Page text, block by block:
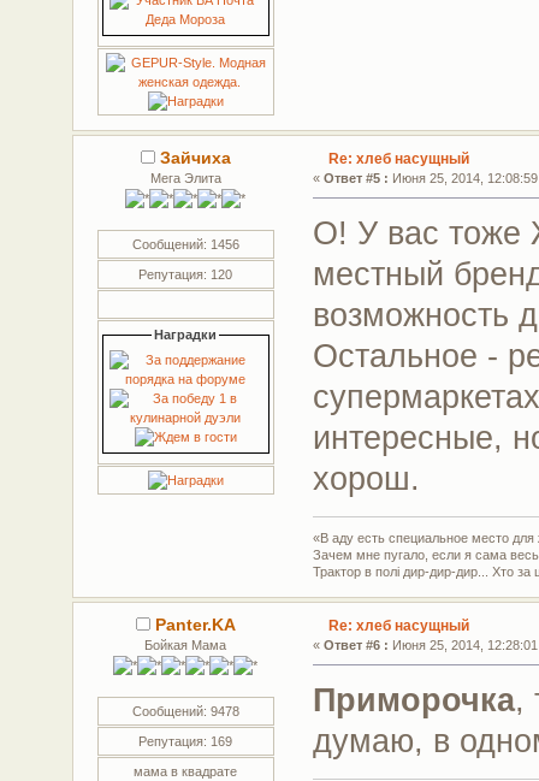
Зайчиха
Мега Элита
Сообщений: 1456
Репутация: 120
Наградки
Re: хлеб насущный
«Ответ #5 : Июня 25, 2014,
О! У вас тоже
местный
возможность
Остальное -
интересные,
хорош.
«В аду есть специальное место
Зачем мне пугало, если я сама
Трактор в полі дир-дир-дир... Хто
Panter.KA
Бойкая Мама
Сообщений: 9478
Репутация: 169
мама в квадрате
Re: хлеб насущный
«Ответ #6 : Июня 25, 2014,
Приморочка,
думаю, в